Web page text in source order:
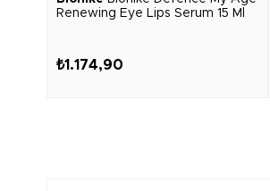
Renewing Eye Lips Serum 15 Ml
₺1.174,90